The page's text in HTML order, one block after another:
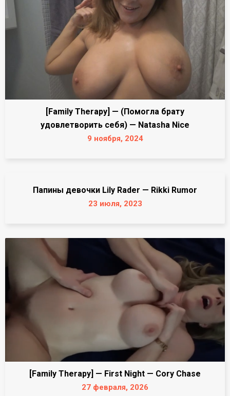
[Family Therapy] — (Помогла брату
удовлетворить себя) — Natasha Nice
9 ноября, 2024
Папины девочки Lily Rader — Rikki Rumor
23 июля, 2023
[Family Therapy] — First Night — Cory Chase
27 февраля, 2026